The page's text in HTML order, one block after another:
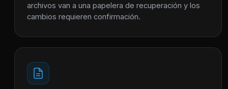
archivos van a una papelera de recuperación y los
cambios requieren confirmación.